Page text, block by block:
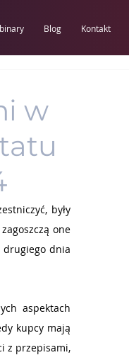
Blog Kontakt
w
były
one
drugiego dnia
aspektach
kupcy mają
z przepisami,